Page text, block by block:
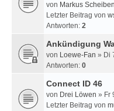
von Markus
Letzter Beitrag von
Antworten: 2
Ankündigung
von Loewe-Fan » Di
Antworten: 0
Connect ID 46
von Drei Löwen » Fr
Letzter Beitrag von